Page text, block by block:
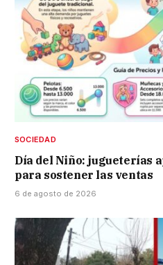
SOCIEDAD
Día del Niño: jugueterías
para sostener las ventas
6 de agosto de 2026